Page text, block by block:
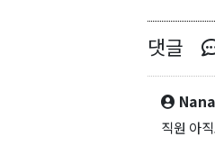
댓글
Nana
직원 아